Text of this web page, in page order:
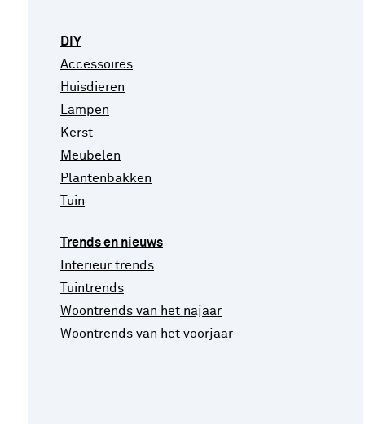
DIY
Accessoires
Huisdieren
Lampen
Kerst
Meubelen
Plantenbakken
Tuin
Trends en nieuws
Interieur trends
Tuintrends
Woontrends van het najaar
Woontrends van het voorjaar